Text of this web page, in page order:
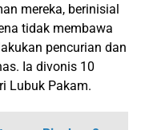
mereka, berinisial
tidak membawa
pencurian dan
Ia divonis 10
Lubuk Pakam.